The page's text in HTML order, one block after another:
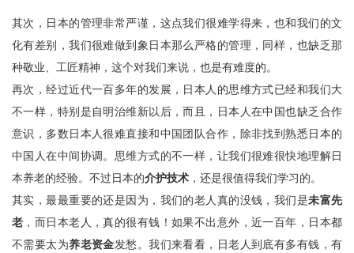
其次，日本的管理非常严谨，这点我们很难学得来，也和我们的文
化有差别，我们很难做到象日本那么严格的管理，同样，也缺乏那
种敬业、工匠精神，这个对我们来说，也是有难度的。
再次，经过近代一百多年的发展，日本人的思维方式已经和我们大
不一样，特别是自明治维新以后，而且，日本人在中国也缺乏合作
意识，多数日本人很难直接和中国团队合作，除非找到熟悉日本的
中国人在中间协调。思维方式的不一样，让我们很难很快地理解日
本养老的经验。不过日本的介护技术 ，还是很值得我们学习的。
其实，最最重要的还是因为，我们的老人真的没钱，我们是未富先
老 ，而日本老人，真的很有钱！如果不出意外，近一百年，日本都
不需要太为养老资金发愁。我们来看看，日老人到底有多有钱，有